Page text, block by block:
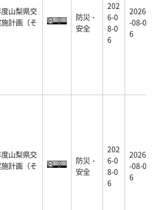
山梨県交
計画（そ
防災・
安全
202
6-0
8-0
6
2026
-08-0
6
山梨県交
計画（そ
防災・
安全
202
6-0
8-0
6
2026
-08-0
6